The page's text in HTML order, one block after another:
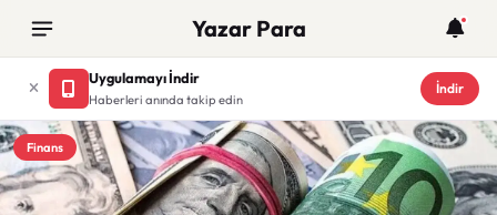
Yazar Para
Uygulamayı İndir
Haberleri anında takip edin
İndir
Finans